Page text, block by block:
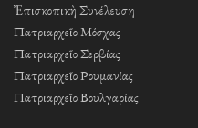
Ἐπισκοπικὴ Συνέλευση
Πατριαρχεῖο Μόσχας
Πατριαρχεῖο Σερβίας
Πατριαρχεῖο Ρουμανίας
Πατριαρχεῖο Βουλγαρίας